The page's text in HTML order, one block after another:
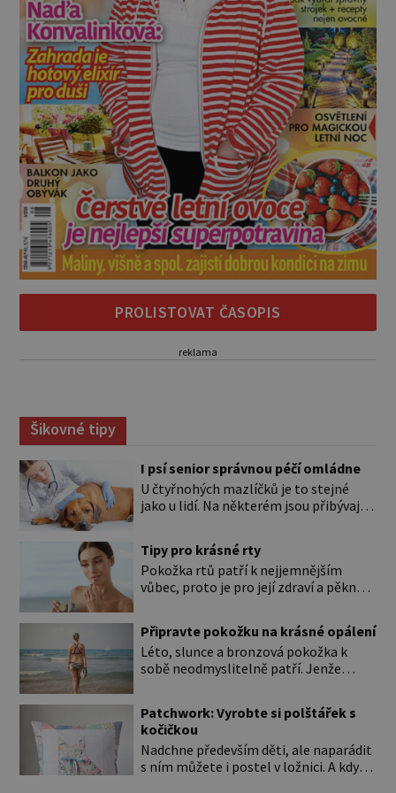
PROLISTOVAT ČASOPIS
reklama
Šikovné tipy
I psí senior správnou péčí omládne
U čtyřnohých mazlíčků je to stejné
jako u lidí. Na některém jsou přibývající
Přesto byste si měli staršího psa více
všímat, aby vám neunikly důležité
signály, že něco není v pořádku. Včasná
život. Hůře tráví U starších […]
Tipy pro krásné rty
Pokožka rtů patří k nejjemnějším
vůbec, proto je pro její zdraví a pěkný
ale také mnohem tenčí povrchovou
vrstvou než ostatní pleť a pokožka.
Nezvláčňují je žádné mazové žlázy,
a náchylné k vysychání a praskání.
Balzám na […]
Připravte pokožku na krásné opálení
Léto, slunce a bronzová pokožka k
sobě neodmyslitelně patří. Jenže
se kůže. Spálená pokožka není
známkou „základu“ pro opálení, ale
reakcí na nadměrné UV záření. Pokud
chcete, aby pleť i pokožka těla
Patchwork: Vyrobte si polštářek s
kočičkou
Nadchne především děti, ale naparádit
s ním můžete i postel v ložnici. A když